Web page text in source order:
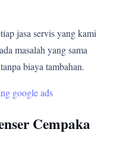
jasa servis yang kami
masalah yang sama
biaya tambahan.
Cempaka